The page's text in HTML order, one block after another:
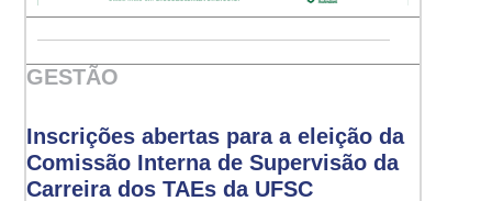
GESTÃO
Inscrições abertas para a eleição da
Comissão Interna de Supervisão da
Carreira dos TAEs da UFSC